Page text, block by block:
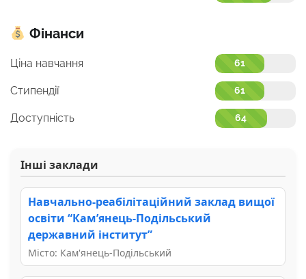
Фінанси
Ціна навчання 61
Стипендії 61
Доступність 64
Інші заклади
Навчально-реабілітаційний заклад вищої
освіти “Кам’янець-Подільський
державний інститут”
Місто: Кам'янець-Подільський